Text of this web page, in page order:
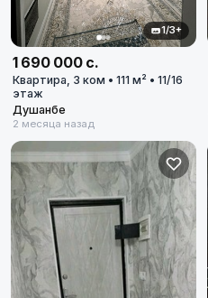
1/3+
1 690 000 с.
Квартира, 3 ком • 111 м² • 11/16
этаж
Душанбе
2 месяца назад